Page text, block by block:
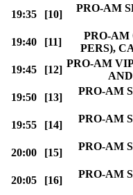
19:35
[10]
PRO-AM
19:40
[11]
PRO-AM
PERS),
19:45
[12]
PRO-AM
19:50
[13]
PRO-AM
19:55
[14]
PRO-AM
20:00
[15]
PRO-AM
20:05
[16]
PRO-AM